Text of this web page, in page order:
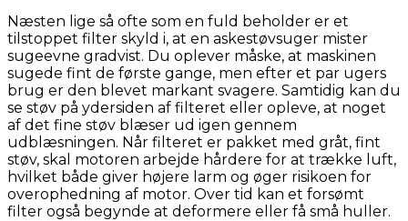
Næsten lige så ofte som en fuld beholder er et
tilstoppet filter skyld i, at en askestøvsuger mister
sugeevne gradvist. Du oplever måske, at maskinen
sugede fint de første gange, men efter et par ugers
brug er den blevet markant svagere. Samtidig kan du
se støv på ydersiden af filteret eller opleve, at noget
af det fine støv blæser ud igen gennem
udblæsningen. Når filteret er pakket med gråt, fint
støv, skal motoren arbejde hårdere for at trække luft,
hvilket både giver højere larm og øger risikoen for
overophedning af motor. Over tid kan et forsømt
filter også begynde at deformere eller få små huller.